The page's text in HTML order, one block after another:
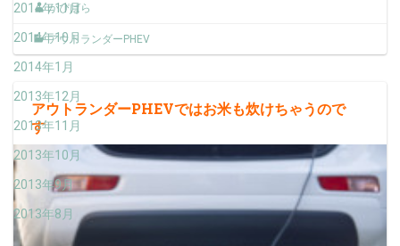
2014年11月
2014年10月
2014年1月
2013年12月
2013年11月
2013年10月
2013年9月
2013年8月
かぴばら
アウトランダーPHEV
アウトランダーPHEVではお米も炊けちゃうので
す